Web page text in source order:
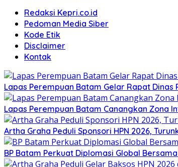
Redaksi Kepri.co.id
Pedoman Media Siber
Kode Etik
Disclaimer
Kontak
Lapas Perempuan Batam Gelar Rapat
Lapas Perempuan Batam Canangkan Zona
Artha Graha Peduli Sponsori HPN 2026,
BP Batam Perkuat Diplomasi Global